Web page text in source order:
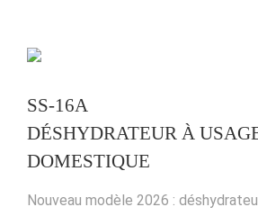
SS-16A
DÉSHYDRATEUR À
DOMESTIQUE
Nouveau modèle 2026 :